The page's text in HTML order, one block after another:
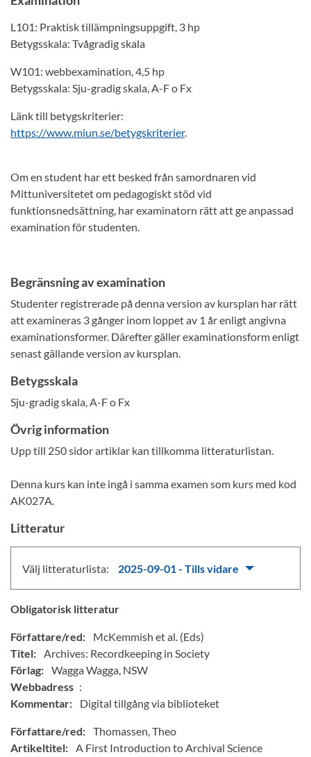
L101: Praktisk tillämpningsuppgift, 3 hp
Betygsskala: Tvågradig skala
W101: webbexamination, 4,5 hp
Betygsskala: Sju-gradig skala, A-F o Fx
Länk till betygskriterier:
https://www.miun.se/betygskriterier.
Om en student har ett besked från samordnaren vid
Mittuniversitetet om pedagogiskt stöd vid
funktionsnedsättning, har examinatorn rätt att ge anpassad
examination för studenten.
Begränsning av examination
Studenter registrerade på denna version av kursplan har rätt
att examineras 3 gånger inom loppet av 1 år enligt angivna
examinationsformer. Därefter gäller examinationsform enligt
senast gällande version av kursplan.
Betygsskala
Sju-gradig skala, A-F o Fx
Övrig information
Upp till 250 sidor artiklar kan tillkomma litteraturlistan.
Denna kurs kan inte ingå i samma examen som kurs med kod
AK027A.
Litteratur
Välj litteraturlista: 2025-09-01 - Tills vidare
Obligatorisk litteratur
Författare/red:
McKemmish et al. (Eds)
Titel: Archives: Recordkeeping in Society
Förlag: Wagga Wagga, NSW
Webbadress :
Kommentar:
Digital tillgång via biblioteket
Författare/red: Thomassen, Theo
Artikeltitel: A First Introduction to Archival Science